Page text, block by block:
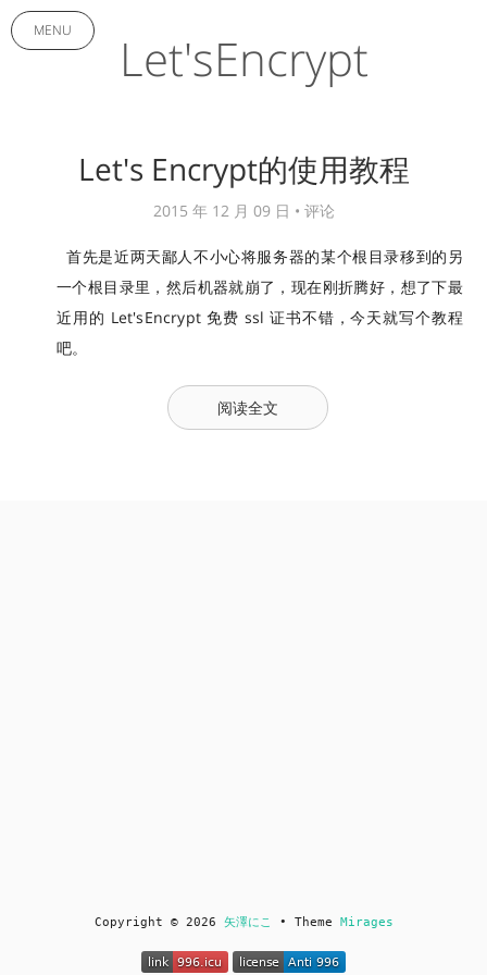
MENU Let'sEncrypt
Let's Encrypt的使用教程
2015 年 12 月 09 日 • 评论
首先是近两天鄙人不小心将服务器的某个根目录移到的另
一个根目录里，然后机器就崩了，现在刚折腾好，想了下最
近用的 Let'sEncrypt 免费 ssl 证书不错，今天就写个教程
吧。
阅读全文
Copyright © 2026 矢澤にこ • Theme Mirages